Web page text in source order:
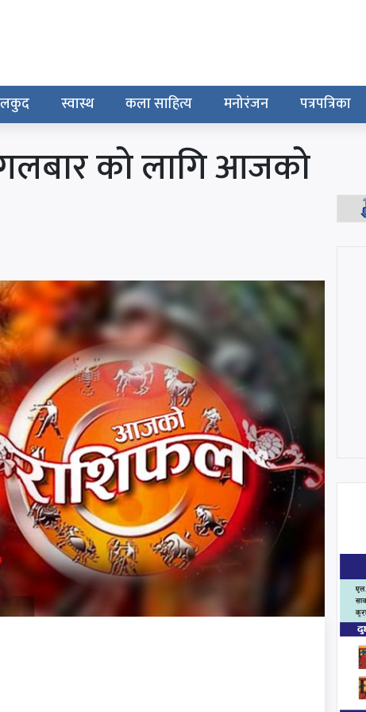
स्वास्थ कला साहित्य मनोरंजन पत्रपत्रिका
को लागि आजको